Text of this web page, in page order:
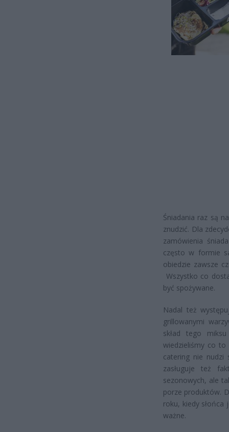
Śniadania raz są
znudzić. Dla
zamówienia
często w formie
obiedzie zawsze
Wszystko co
być spożywane.
Nadal też
grillowanymi
skład tego
wiedzieliśmy co to
catering nie
zasługuje też
sezonowych, ale
porze produktów.
roku, kiedy
ważne.